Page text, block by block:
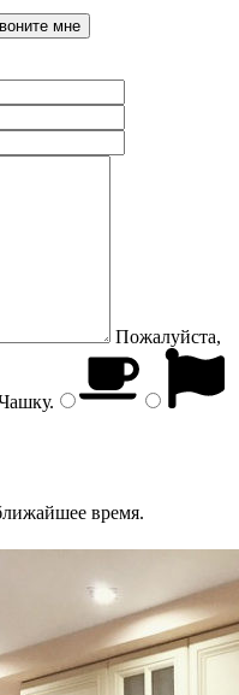
Пожалуйста,
.
время.